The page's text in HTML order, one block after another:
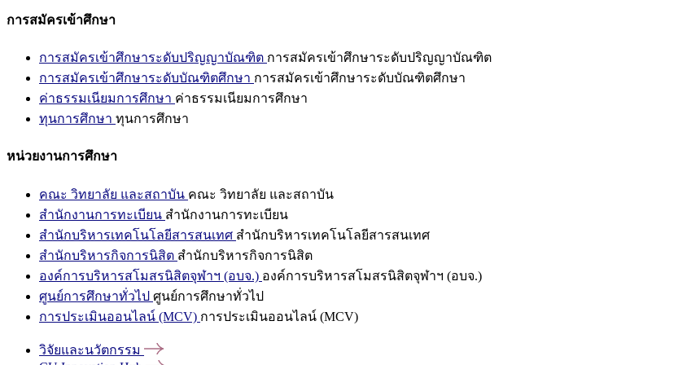
การสมัครเข้าศึกษา
การสมัครเข้าศึกษาระดับปริญญาบัณฑิต การสมัครเข้าศึกษาระดับปริญญาบัณฑิต
การสมัครเข้าศึกษาระดับบัณฑิตศึกษา การสมัครเข้าศึกษาระดับบัณฑิตศึกษา
ค่าธรรมเนียมการศึกษา ค่าธรรมเนียมการศึกษา
ทุนการศึกษา ทุนการศึกษา
หน่วยงานการศึกษา
คณะ วิทยาลัย และสถาบัน คณะ วิทยาลัย และสถาบัน
สำนักงานการทะเบียน สำนักงานการทะเบียน
สำนักบริหารเทคโนโลยีสารสนเทศ สำนักบริหารเทคโนโลยีสารสนเทศ
สำนักบริหารกิจการนิสิต สำนักบริหารกิจการนิสิต
องค์การบริหารสโมสรนิสิตจุฬาฯ (อบจ.) องค์การบริหารสโมสรนิสิตจุฬาฯ (อบจ.)
ศูนย์การศึกษาทั่วไป ศูนย์การศึกษาทั่วไป
การประเมินออนไลน์ (MCV) การประเมินออนไลน์ (MCV)
วิจัยและนวัตกรรม